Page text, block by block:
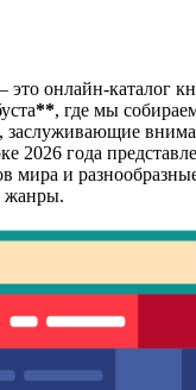
это онлайн-каталог
**, где мы
заслуживающие
2026 года
мира и
жанры.